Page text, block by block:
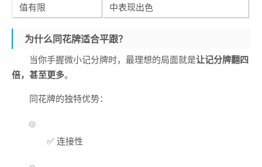
值有限
中表现出色
为什么同花牌适合平跟？
当你手握微小记分牌时，最理想的局面就是让记分牌翻四
倍，甚至更多。
同花牌的独特优势：
✅ 连接性